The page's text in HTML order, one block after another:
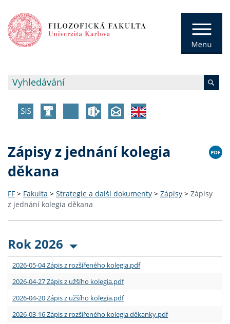
Zápisy z jednání kolegia
děkana
FF > Fakulta > Strategie a další dokumenty > Zápisy > Zápisy
z jednání kolegia děkana
Rok 2026
2026-05-04 Zápis z rozšířeného kolegia.pdf
2026-04-27 Zápis z užšího kolegia.pdf
2026-04-20 Zápis z užšího kolegia.pdf
2026-03-16 Zápis z rozšířeného kolegia děkanky.pdf